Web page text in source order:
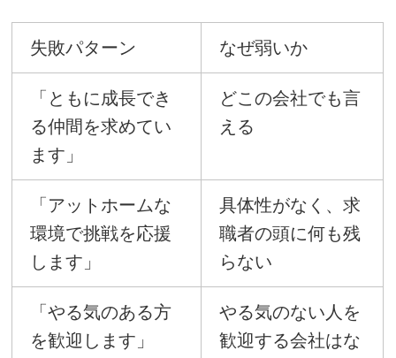
失敗パターン なぜ弱いか
「ともに成長でき
る仲間を求めてい
ます」
どこの会社でも言
える
「アットホームな
環境で挑戦を応援
します」
具体性がなく、求
職者の頭に何も残
らない
「やる気のある方
を歓迎します」
やる気のない人を
歓迎する会社はな